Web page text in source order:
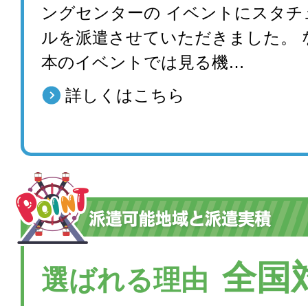
ングセンターの イベントにスタ
ルを派遣させていただきました。
本のイベントでは見る機…
詳しくはこちら
選ばれる理由 全国